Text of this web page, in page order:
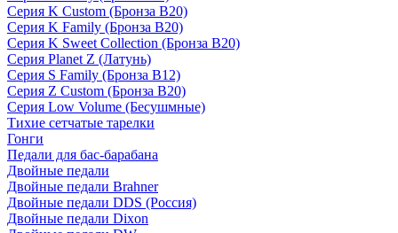
Серия K Custom (Бронза B20)
Серия K Family (Бронза B20)
Серия K Sweet Collection (Бронза B20)
Серия Planet Z (Латунь)
Серия S Family (Бронза B12)
Серия Z Custom (Бронза B20)
Серия Low Volume (Бесушмные)
Тихие сетчатые тарелки
Гонги
Педали для бас-барабана
Двойные педали
Двойные педали Brahner
Двойные педали DDS (Россия)
Двойные педали Dixon